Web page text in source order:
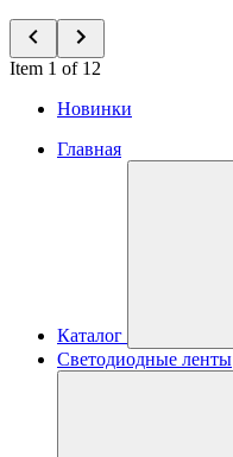
Item 1 of 12
Новинки
Главная
Каталог
Светодиодные ленты